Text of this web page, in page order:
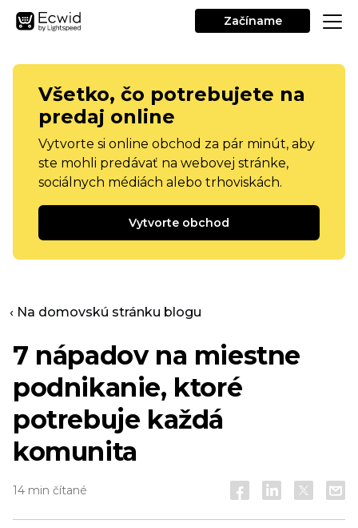
Začíname
Všetko, čo potrebujete na
predaj online
Vytvorte si online obchod za pár minút, aby
ste mohli predávať na webovej stránke,
sociálnych médiách alebo trhoviskách.
Vytvorte obchod
‹ Na domovskú stránku blogu
7 nápadov na miestne
podnikanie, ktoré
potrebuje každá
komunita
14 min čítané